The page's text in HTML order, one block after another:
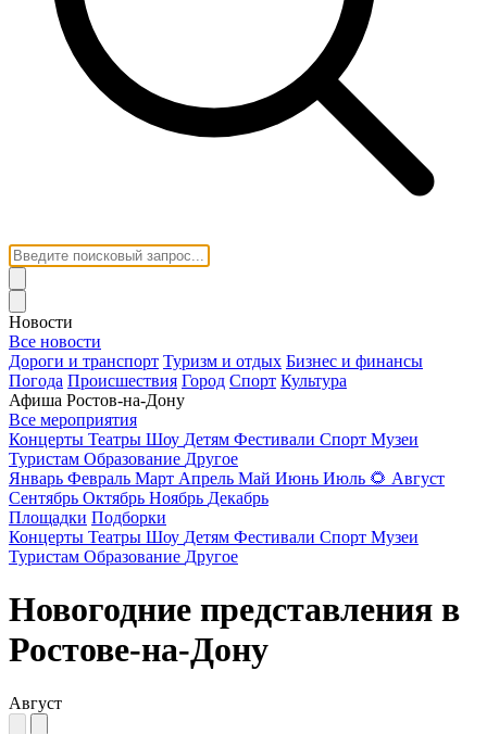
Новости
Все новости
Дороги и транспорт Туризм и отдых Бизнес и финансы
Погода Происшествия Город Спорт Культура
Афиша Ростов-на-Дону
Все мероприятия
Концерты Театры Шоу Детям Фестивали Спорт Музеи
Туристам Образование Другое
Январь Февраль Март Апрель Май Июнь Июль 🌻 Август
Сентябрь Октябрь Ноябрь Декабрь
Площадки Подборки
Концерты Театры Шоу Детям Фестивали Спорт Музеи
Туристам Образование Другое
Новогодние представления в
Ростове-на-Дону
Август